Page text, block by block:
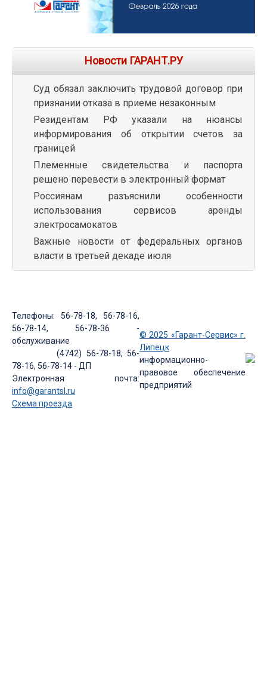
Новости ГАРАНТ.РУ
Суд обязал заключить трудовой договор при
признании отказа в приеме незаконным
Резидентам РФ указали на нюансы
информирования об открытии счетов за
границей
Племенные свидетельства и паспорта
решено перевести в электронный формат
Россиянам разъяснили особенности
использования сервисов аренды
электросамокатов
Важные новости от федеральных органов
власти в третьей декаде июля
Телефоны: 56-78-18, 56-78-16,
56-78-14, 56-78-36 -
обслуживание
(4742) 56-78-18, 56-
78-16, 56-78-14 - ДП
Электронная почта:
info@garantsl.ru
Схема проезда
© 2025 «Гарант-Сервис» г.
Липецк
информационно-
правовое обеспечение
предприятий